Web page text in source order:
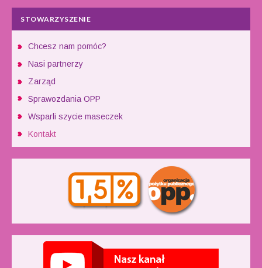
STOWARZYSZENIE
Chcesz nam pomóc?
Nasi partnerzy
Zarząd
Sprawozdania OPP
Wsparli szycie maseczek
Kontakt